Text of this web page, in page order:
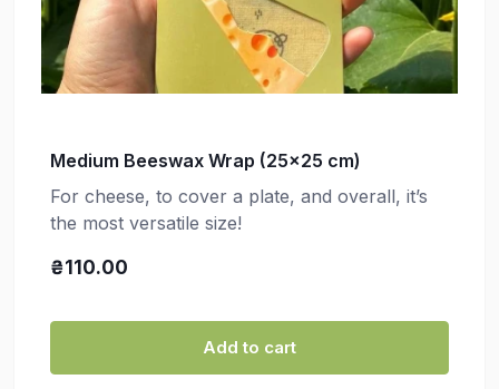
Medium Beeswax Wrap (25×25 cm)
For cheese, to cover a plate, and overall, it’s
the most versatile size!
₴110.00
Add to cart